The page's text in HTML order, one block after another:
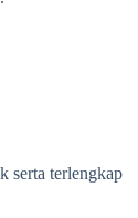
serta terlengkap